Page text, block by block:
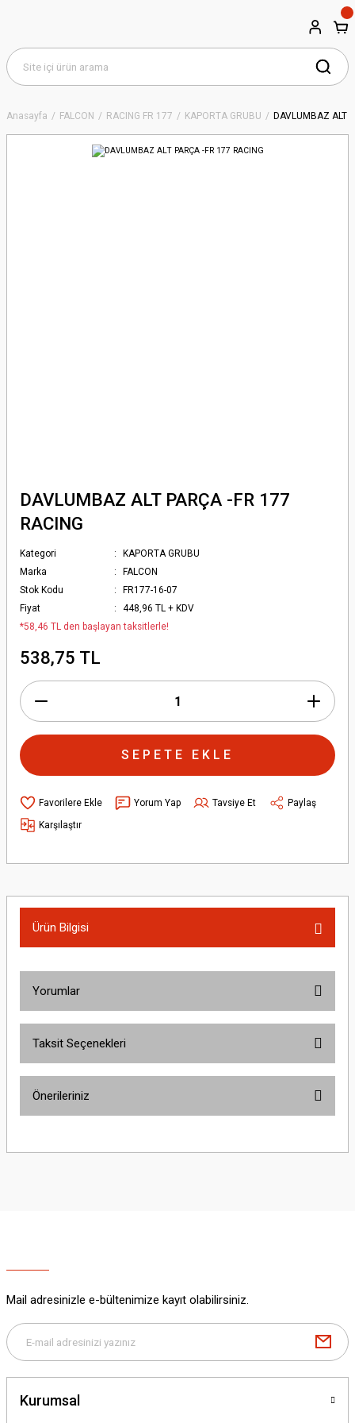
Anasayfa FALCON RACING FR 177 KAPORTA GRUBU DAVLUMBAZ ALT
DAVLUMBAZ ALT PARÇA -FR 177
RACING
Kategori
KAPORTA GRUBU
Marka
FALCON
Stok Kodu
FR177-16-07
Fiyat
448,96 TL + KDV
*58,46 TL den başlayan taksitlerle!
538,75 TL
SEPETE EKLE
Yorum Yap Tavsiye Et
Paylaş
Karşılaştır
Ürün Bilgisi
Yorumlar
Taksit Seçenekleri
Önerileriniz
yetersiz gördüğünüz noktaları öneri formunu kullanarak tarafımıza
Bu ürüne benzer farklı alternatifler olmalı.
Mail adresinizle e-bültenimize kayıt olabilirsiniz.
Kurumsal